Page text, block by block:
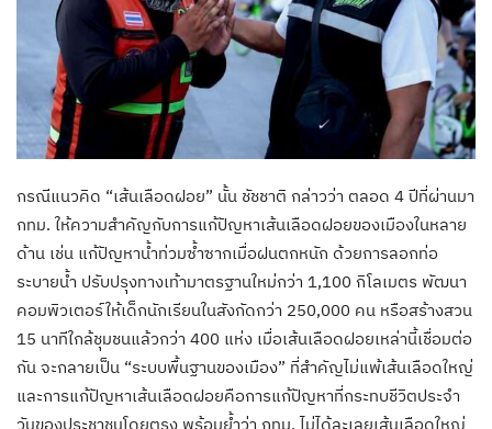
กรณีแนวคิด “เส้นเลือดฝอย” นั้น ชัชชาติ กล่าวว่า ตลอด 4 ปีที่ผ่านมา
กทม. ให้ความสำคัญกับการแก้ปัญหาเส้นเลือดฝอยของเมืองในหลาย
ด้าน เช่น แก้ปัญหาน้ำท่วมซ้ำซากเมื่อฝนตกหนัก ด้วยการลอกท่อ
ระบายน้ำ ปรับปรุงทางเท้ามาตรฐานใหม่กว่า 1,100 กิโลเมตร พัฒนา
คอมพิวเตอร์ให้เด็กนักเรียนในสังกัดกว่า 250,000 คน หรือสร้างสวน
15 นาทีใกล้ชุมชนแล้วกว่า 400 แห่ง เมื่อเส้นเลือดฝอยเหล่านี้เชื่อมต่อ
กัน จะกลายเป็น “ระบบพื้นฐานของเมือง” ที่สำคัญไม่แพ้เส้นเลือดใหญ่
และการแก้ปัญหาเส้นเลือดฝอยคือการแก้ปัญหาที่กระทบชีวิตประจำ
วันของประชาชนโดยตรง พร้อมย้ำว่า กทม. ไม่ได้ละเลยเส้นเลือดใหญ่